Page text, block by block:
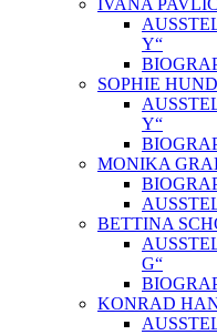
Y“
SOPHIE
Y“
MONIKA
BETTINA
G“
KONRAD